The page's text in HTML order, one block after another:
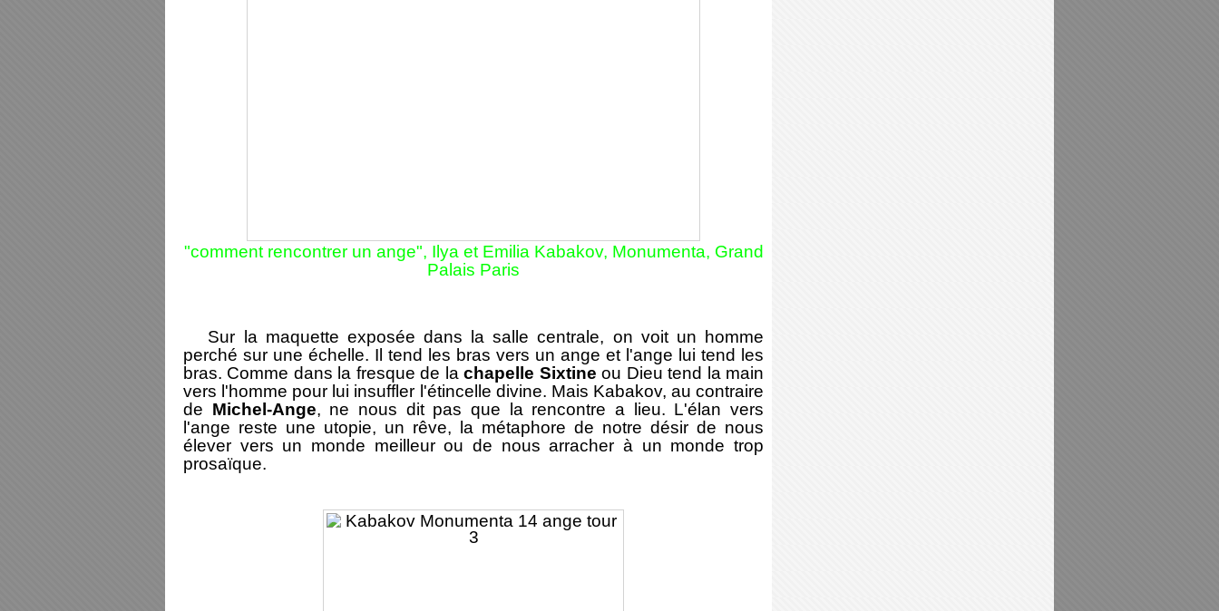
"comment rencontrer un ange", Ilya et Emilia Kabakov, Monumenta, Grand
Palais Paris
Sur la maquette exposée dans la salle centrale, on voit un homme
perché sur une échelle. Il tend les bras vers un ange et l'ange lui tend les
bras. Comme dans la fresque de lachapelle Sixtine ou Dieu tend la main
vers l'homme pour lui insuffler l'étincelle divine. Mais Kabakov, au contraire
de Michel-Ange, ne nous dit pas que la rencontre a lieu. L'élan vers
l'ange reste une utopie, un rêve, la métaphore de notre désir de nous
élever vers un monde meilleur ou de nous arracher à un monde trop
prosaïque.